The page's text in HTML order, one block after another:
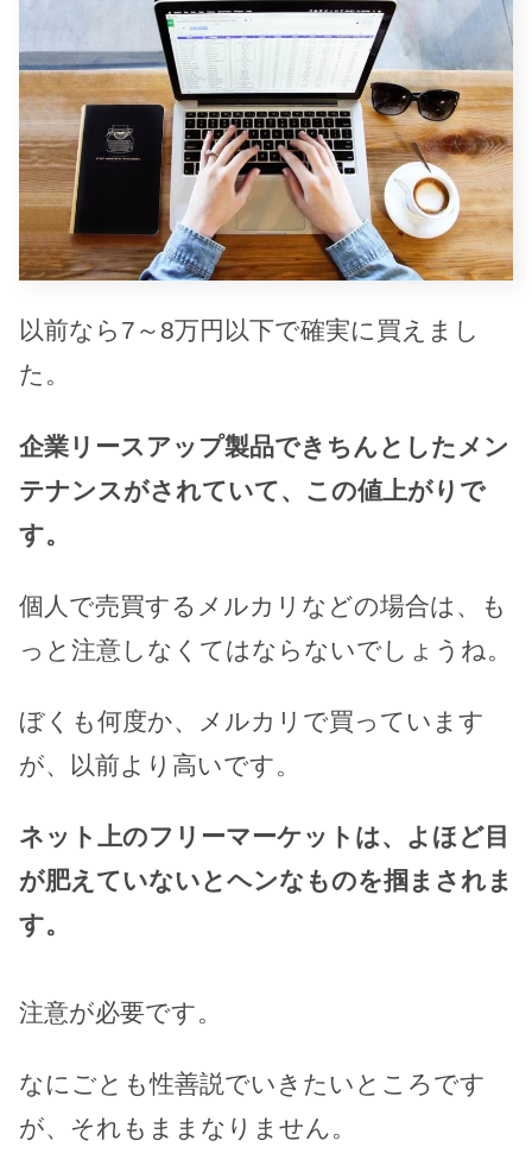
以前なら7～8万円以下で確実に買えまし
た。
企業リースアップ製品できちんとしたメン
テナンスがされていて、この値上がりで
す。
個人で売買するメルカリなどの場合は、も
っと注意しなくてはならないでしょうね。
ぼくも何度か、メルカリで買っています
が、以前より高いです。
ネット上のフリーマーケットは、よほど目
が肥えていないとヘンなものを掴まされま
す。
注意が必要です。
なにごとも性善説でいきたいところです
が、それもままなりません。